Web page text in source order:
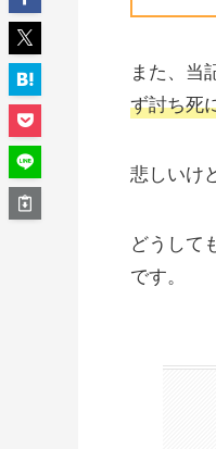
また、当
ず討ち死
悲しいけ
どうして
です。